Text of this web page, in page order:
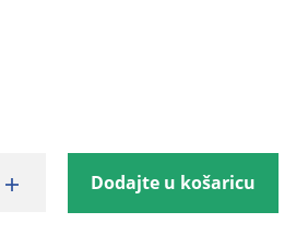
Dodajte u košaricu